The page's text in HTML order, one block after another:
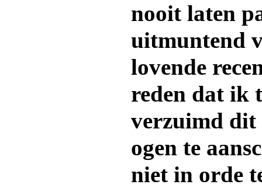
nooit laten
uitmuntend
lovende
reden dat ik
verzuimd dit
ogen te
niet in orde